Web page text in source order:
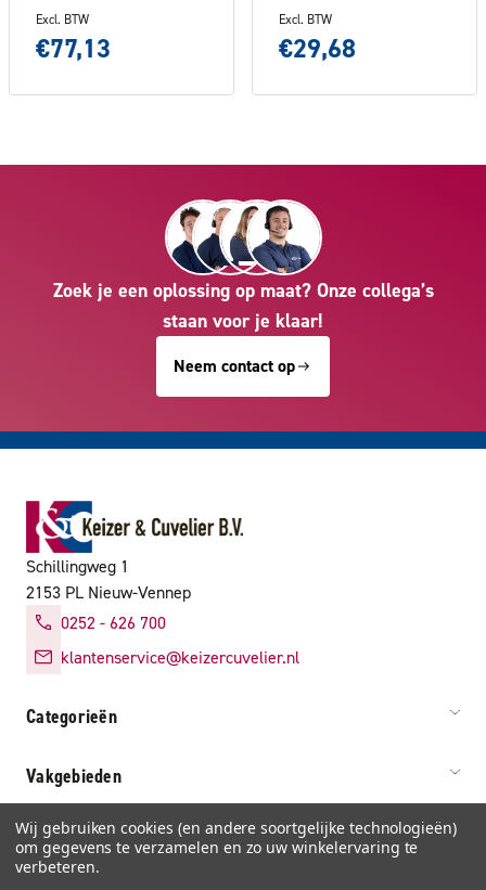
Excl. BTW
€77,13
Excl. BTW
€29,68
Zoek je een oplossing op maat? Onze collega’s
staan voor je klaar!
Neem contact op
Schillingweg 1
2153 PL Nieuw-Vennep
0252 - 626 700
klantenservice@keizercuvelier.nl
Categorieën
Vakgebieden
Service & info
Wij gebruiken cookies (en andere soortgelijke technologieën)
om gegevens te verzamelen en zo uw winkelervaring te
verbeteren.